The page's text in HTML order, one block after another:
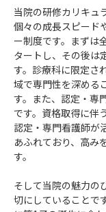
当院の研修カリキュ
個々の成長スピード
ー制度です。まずは
タートし、その後は
す。診療科に限定さ
域で専門性を深める
す。また、認定・専
です。資格取得に伴
認定・専門看護師が
あふれており、高み
す。
そして当院の魅力の
切にしていることで